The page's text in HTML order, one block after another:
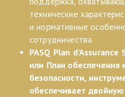
технические
и нормативные
сотрудничества.
PASQ Plan
или План обеспечения
безопасности,
обеспечивает